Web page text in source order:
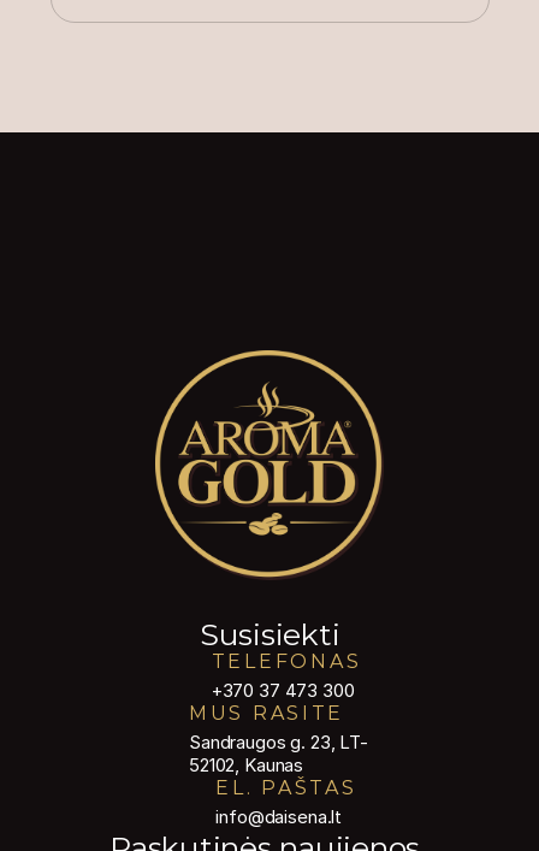
Susisiekti
TELEFONAS
+370 37 473 300
MUS RASITE
Sandraugos g. 23, LT-
52102, Kaunas
EL. PAŠTAS
info@daisena.lt